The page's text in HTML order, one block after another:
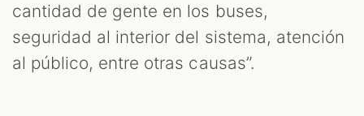
cantidad de gente en los buses,
seguridad al interior del sistema, atención
al público, entre otras causas”.